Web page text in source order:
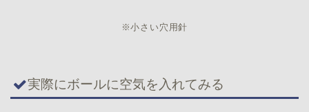
※小さい穴用針
実際にボールに空気を入れてみる